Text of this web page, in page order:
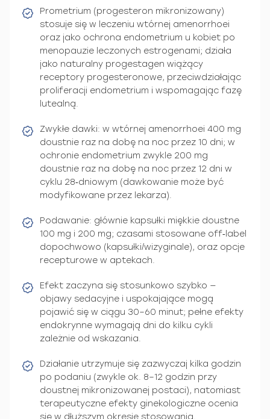
Prometrium (progesteron mikronizowany)
stosuje się w leczeniu wtórnej amenorrhoei
oraz jako ochrona endometrium u kobiet po
menopauzie leczonych estrogenami; działa
jako naturalny progestagen wiążący
receptory progesteronowe, przeciwdziałając
proliferacji endometrium i wspomagając fazę
lutealną.
Zwykłe dawki: w wtórnej amenorrhoei 400 mg
doustnie raz na dobę na noc przez 10 dni; w
ochronie endometrium zwykle 200 mg
doustnie raz na dobę na noc przez 12 dni w
cyklu 28‑dniowym (dawkowanie może być
modyfikowane przez lekarza).
Podawanie: głównie kapsułki miękkie doustne
100 mg i 200 mg; czasami stosowane off‑label
dopochwowo (kapsułki/wizyginale), oraz opcje
recepturowe w aptekach.
Efekt zaczyna się stosunkowo szybko —
objawy sedacyjne i uspokajające mogą
pojawić się w ciągu 30–60 minut; pełne efekty
endokrynne wymagają dni do kilku cykli
zależnie od wskazania.
Działanie utrzymuje się zazwyczaj kilka godzin
po podaniu (zwykle ok. 8–12 godzin przy
doustnej mikronizowanej postaci), natomiast
terapeutyczne efekty ginekologiczne ocenia
się w dłuższym okresie stosowania.